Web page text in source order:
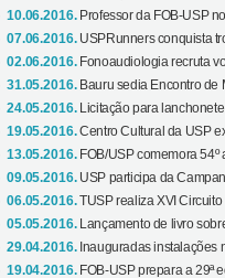
10.06.2016. Professor da FOB-USP
07.06.2016. USPRunners conquista
02.06.2016. Fonoaudiologia recruta
31.05.2016. Bauru sedia Encontro de
24.05.2016.
Licitação para
19.05.2016.Centro Cultural da USP
13.05.2016. FOB/USP comemora
09.05.2016. USP participa da
06.05.2016.TUSP realiza XVI Circuito
05.05.2016.
Lançamento de livro
29.04.2016. Inauguradas instalações
19.04.2016. FOB-USP prepara a 29ª